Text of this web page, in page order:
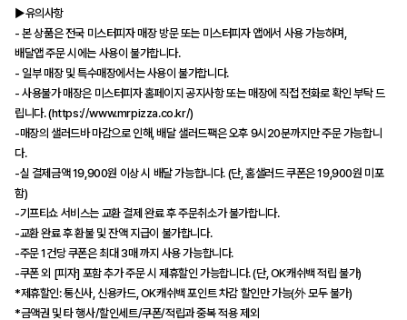
▶유의사항
- 본 상품은 전국 미스터피자 매장 방문 또는 미스터피자 앱에서 사용 가능하며,
배달앱 주문 시에는 사용이 불가합니다.
- 일부 매장 및 특수매장에서는 사용이 불가합니다.
- 사용불가 매장은 미스터피자 홈페이지 공지사항 또는 매장에 직접 전화로 확인 부탁 드
립니다. (https://www.mrpizza.co.kr/)
-매장의 샐러드바 마감으로 인해, 배달 샐러드팩은 오후 9시20분까지만 주문 가능합니
다.
-실 결제금액 19,900원 이상 시 배달 가능합니다. (단, 홈샐러드 쿠폰은 19,900원 미포
함)
-기프티쇼 서비스는 교환 결제 완료 후 주문취소가 불가합니다.
-교환 완료 후 환불 및 잔액 지급이 불가합니다.
-주문 1건당 쿠폰은 최대 3매 까지 사용 가능합니다.
-쿠폰 외 [피자] 포함 추가 주문 시 제휴할인 가능합니다. (단, OK캐쉬백 적립 불가)
*제휴할인: 통신사, 신용카드, OK캐쉬백 포인트 차감 할인만 가능(外 모두 불가)
*금액권 및 타 행사/할인세트/쿠폰/적립과 중복 적용 제외